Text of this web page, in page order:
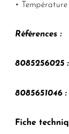
• Température
Références :
8085256025 :
8085651046 :
Fiche